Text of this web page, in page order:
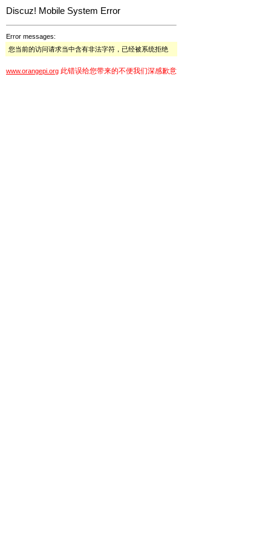
Discuz! Mobile System Error
Error messages:
您当前的访问请求当中含有非法字符，已经被系统拒绝
www.orangepi.org 此错误给您带来的不便我们深感歉意